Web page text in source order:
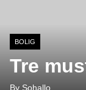
BOLIG
Tre
By Sohallo